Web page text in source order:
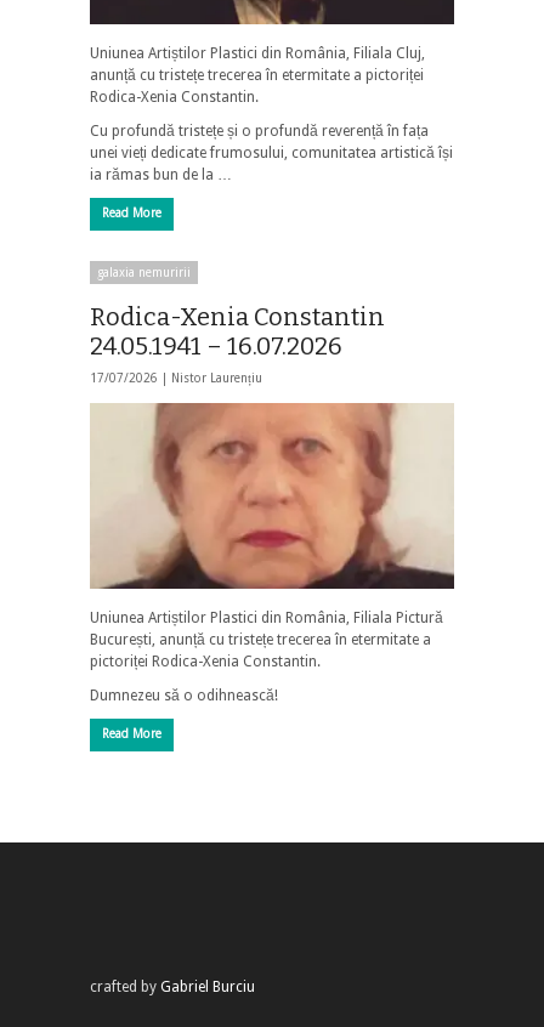
Uniunea Artiștilor Plastici din România, Filiala Cluj,
anunță cu tristețe trecerea în etermitate a pictoriței
Rodica-Xenia Constantin.
Cu profundă tristețe și o profundă reverență în fața
unei vieți dedicate frumosului, comunitatea artistică își
ia rămas bun de la …
Read More
galaxia nemuririi
Rodica-Xenia Constantin
24.05.1941 – 16.07.2026
17/07/2026 | Nistor Laurențiu
Uniunea Artiștilor Plastici din România, Filiala Pictură
București, anunță cu tristețe trecerea în etermitate a
pictoriței Rodica-Xenia Constantin.
Dumnezeu să o odihnească!
Read More
crafted by Gabriel Burciu